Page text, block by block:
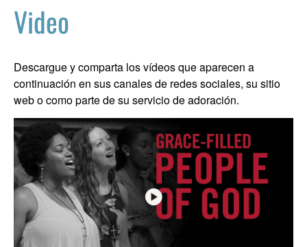
Video
Descargue y comparta los vídeos que aparecen a
continuación en sus canales de redes sociales, su sitio
web o como parte de su servicio de adoración.